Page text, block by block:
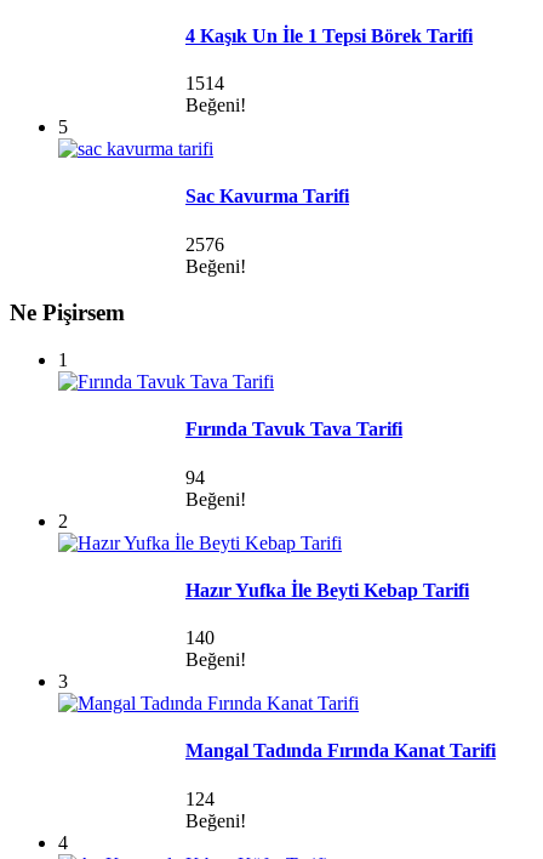
4 Kaşık Un İle 1 Tepsi Börek Tarifi
1514
Beğeni!
5
Sac Kavurma Tarifi
2576
Beğeni!
Ne Pişirsem
1
Fırında Tavuk Tava Tarifi
94
Beğeni!
2
Hazır Yufka İle Beyti Kebap Tarifi
140
Beğeni!
3
Mangal Tadında Fırında Kanat Tarifi
124
Beğeni!
4